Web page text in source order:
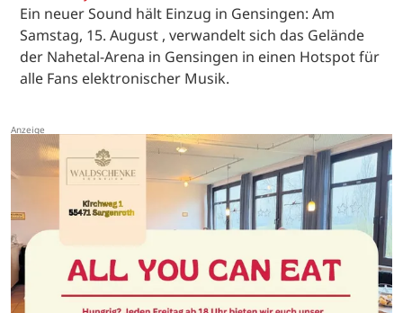
Ein neuer Sound hält Einzug in Gensingen: Am
Samstag, 15. August , verwandelt sich das Gelände
der Nahetal-Arena in Gensingen in einen Hotspot für
alle Fans elektronischer Musik.